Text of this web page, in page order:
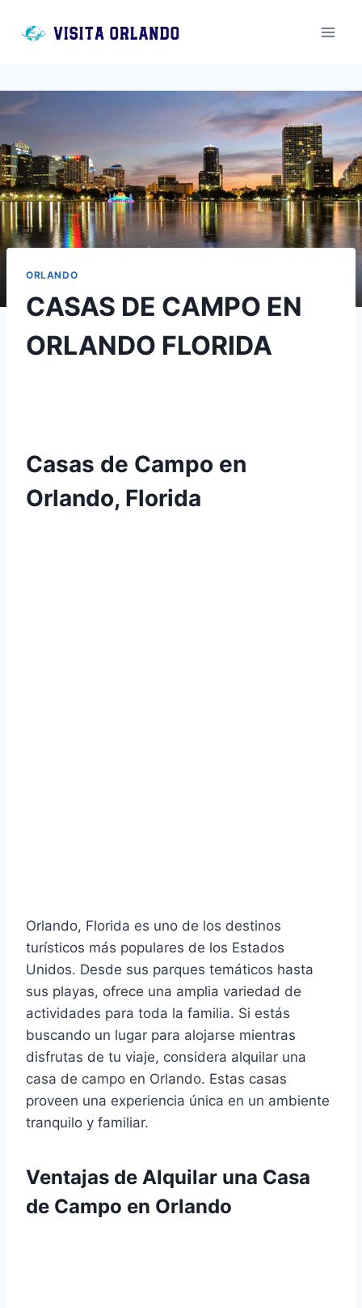
ORLANDO
CASAS DE CAMPO EN
ORLANDO FLORIDA
Casas de Campo en
Orlando, Florida
Orlando, Florida es uno de los destinos
turísticos más populares de los Estados
Unidos. Desde sus parques temáticos hasta
sus playas, ofrece una amplia variedad de
actividades para toda la familia. Si estás
buscando un lugar para alojarse mientras
disfrutas de tu viaje, considera alquilar una
casa de campo en Orlando. Estas casas
proveen una experiencia única en un ambiente
tranquilo y familiar.
Ventajas de Alquilar una Casa
de Campo en Orlando